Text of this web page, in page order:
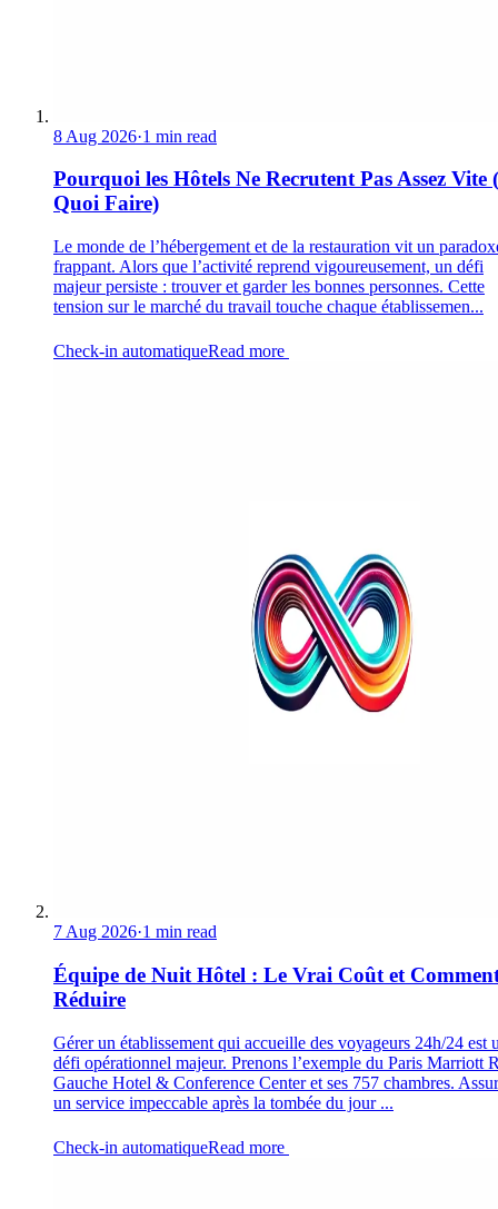
8 Aug 2026·1 min read
Pourquoi les Hôtels Ne Recrutent Pas Assez Vite
Quoi Faire)
Le monde de l’hébergement et de la restauration vit un
frappant. Alors que l’activité reprend vigoureusement, un défi
majeur persiste : trouver et garder les bonnes personnes. Cette
tension sur le marché du travail touche chaque établissemen...
Check-in automatiqueRead more
7 Aug 2026·1 min read
Équipe de Nuit Hôtel : Le Vrai Coût et
Réduire
Gérer un établissement qui accueille des voyageurs 24h/24 est
défi opérationnel majeur. Prenons l’exemple du Paris Marriott
Gauche Hotel & Conference Center et ses 757 chambres.
un service impeccable après la tombée du jour ...
Check-in automatiqueRead more